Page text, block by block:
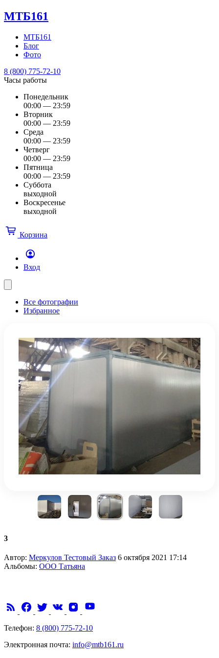
МТБ161
МТБ161
Блог
Фото
8 (800) 775-72-10
Часы работы
Понедельник
00:00 — 23:59
Вторник
00:00 — 23:59
Среда
00:00 — 23:59
Четверг
00:00 — 23:59
Пятница
00:00 — 23:59
Суббота
выходной
Воскресенье
выходной
Корзина
Вход
Все фотографии
Избранное
3
Автор: Меркулов Тестовый Заказ 6 октября 2021 17:14
Альбомы: ООО Татьяна
Телефон: 8 (800) 775-72-10
Электронная почта: info@mtb161.ru